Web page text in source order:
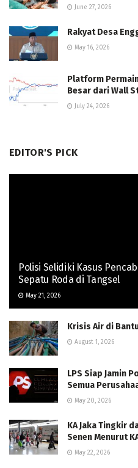
June 27, 2026
Rakyat Desa
May 16, 2026
Platform
Besar dari Wall
July 24, 2026
EDITOR'S PICK
Polisi Selidiki Kasus
Sepatu Roda di Tangsel
May 21, 2026
Krisis Air di
August 1, 2026
LPS Siap Jamin
Semua
May 20, 2026
KA Jaka Tingkir
Senen Menurut
May 22, 2026